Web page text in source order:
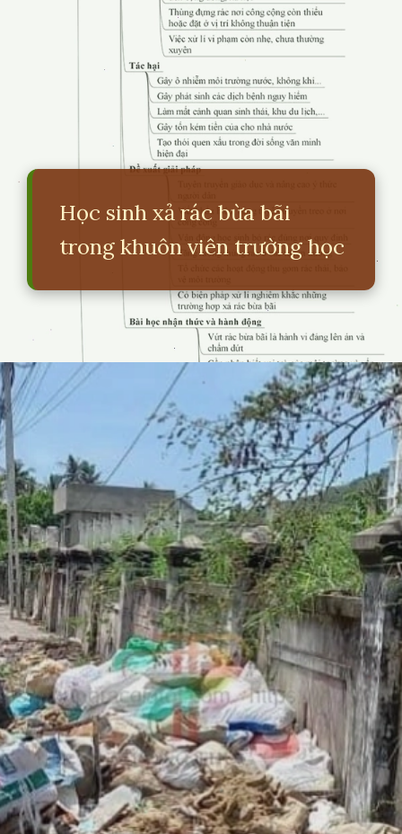
Học sinh xả rác bừa bãi
trong khuôn viên trường học
Đang mở https://erci.edu.vn/tac-hai-cua-viec-xa-rac-bua-bai